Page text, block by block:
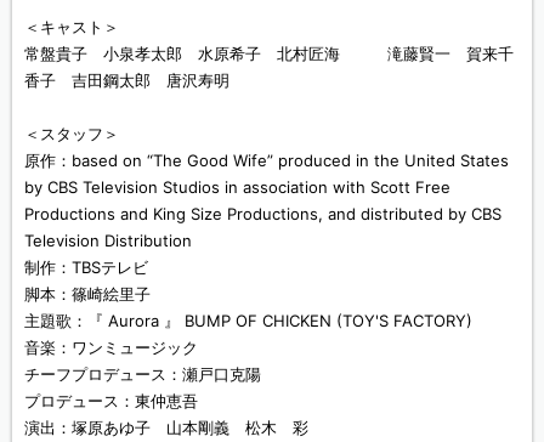
＜キャスト＞
常盤貴子 小泉孝太郎 水原希子 北村匠海 滝藤賢一 賀来千
香子 吉田鋼太郎 唐沢寿明
＜スタッフ＞
原作：based on “The Good Wife” produced in the United States
by CBS Television Studios in association with Scott Free
Productions and King Size Productions, and distributed by CBS
Television Distribution
制作：TBSテレビ
脚本：篠崎絵里子
主題歌：『 Aurora 』 BUMP OF CHICKEN (TOY'S FACTORY)
音楽：ワンミュージック
チーフプロデュース：瀬戸口克陽
プロデュース：東仲恵吾
演出：塚原あゆ子 山本剛義 松木 彩